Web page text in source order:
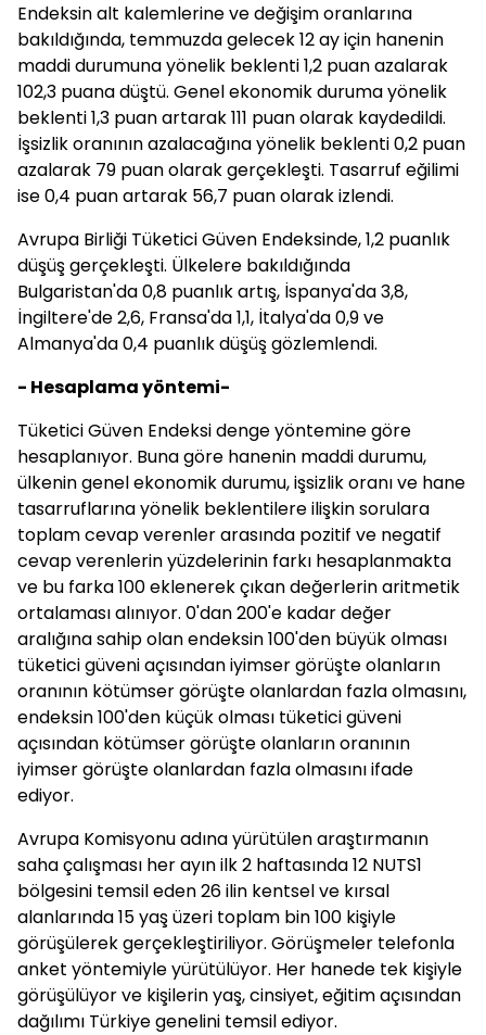
Endeksin alt kalemlerine ve değişim oranlarına
bakıldığında, temmuzda gelecek 12 ay için hanenin
maddi durumuna yönelik beklenti 1,2 puan azalarak
102,3 puana düştü. Genel ekonomik duruma yönelik
beklenti 1,3 puan artarak 111 puan olarak kaydedildi.
İşsizlik oranının azalacağına yönelik beklenti 0,2 puan
azalarak 79 puan olarak gerçekleşti. Tasarruf eğilimi
ise 0,4 puan artarak 56,7 puan olarak izlendi.
Avrupa Birliği Tüketici Güven Endeksinde, 1,2 puanlık
düşüş gerçekleşti. Ülkelere bakıldığında
Bulgaristan'da 0,8 puanlık artış, İspanya'da 3,8,
İngiltere'de 2,6, Fransa'da 1,1, İtalya'da 0,9 ve
Almanya'da 0,4 puanlık düşüş gözlemlendi.
- Hesaplama yöntemi-
Tüketici Güven Endeksi denge yöntemine göre
hesaplanıyor. Buna göre hanenin maddi durumu,
ülkenin genel ekonomik durumu, işsizlik oranı ve hane
tasarruflarına yönelik beklentilere ilişkin sorulara
toplam cevap verenler arasında pozitif ve negatif
cevap verenlerin yüzdelerinin farkı hesaplanmakta
ve bu farka 100 eklenerek çıkan değerlerin aritmetik
ortalaması alınıyor. 0'dan 200'e kadar değer
aralığına sahip olan endeksin 100'den büyük olması
tüketici güveni açısından iyimser görüşte olanların
oranının kötümser görüşte olanlardan fazla olmasını,
endeksin 100'den küçük olması tüketici güveni
açısından kötümser görüşte olanların oranının
iyimser görüşte olanlardan fazla olmasını ifade
ediyor.
Avrupa Komisyonu adına yürütülen araştırmanın
saha çalışması her ayın ilk 2 haftasında 12 NUTS1
bölgesini temsil eden 26 ilin kentsel ve kırsal
alanlarında 15 yaş üzeri toplam bin 100 kişiyle
görüşülerek gerçekleştiriliyor. Görüşmeler telefonla
anket yöntemiyle yürütülüyor. Her hanede tek kişiyle
görüşülüyor ve kişilerin yaş, cinsiyet, eğitim açısından
dağılımı Türkiye genelini temsil ediyor.